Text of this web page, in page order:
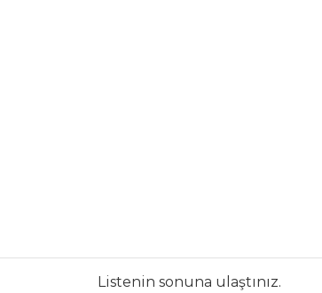
Listenin sonuna ulaştınız.